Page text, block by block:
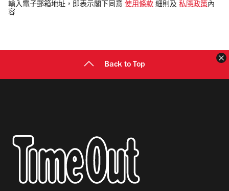
電
郵
輸入電子郵箱地址，即表示閣下同意 使用條款 細則及 私隱政策 內
容
Back to Top